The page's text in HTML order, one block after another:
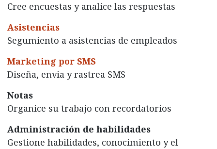
Cree encuestas y analice las respuestas
Asistencias
Segumiento a asistencias de empleados
Marketing por SMS
Diseña, envia y rastrea SMS
Notas
Organice su trabajo con recordatorios
Administración de habilidades
Gestione habilidades, conocimiento y el